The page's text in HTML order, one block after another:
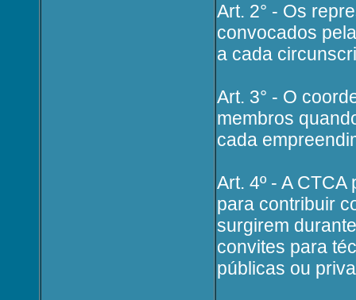
Art. 2° - Os
convocados
a cada
Art. 3° - O
membros
cada
Art. 4º - A
para contribuir
surgirem
convites para
públicas ou